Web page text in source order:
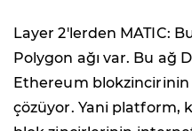
Layer 2'lerden MATIC:
Polygon ağı var. Bu ağ
Ethereum blokzincirinin
çözüyor. Yani platform,